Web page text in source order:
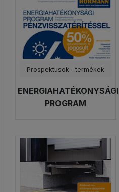
Prospektusok - termékek
ENERGIAHATÉKONYSÁGI
PROGRAM